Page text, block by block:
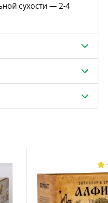
сухости — 2-4